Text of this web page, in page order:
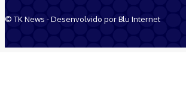
© TK News - Desenvolvido por Blu Internet